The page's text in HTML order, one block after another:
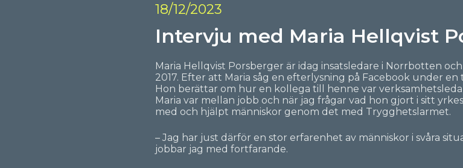
18/12/2023
Intervju med Maria Hellqvist
Maria Hellqvist Porsberger är idag insatsledare i Norrbotten
2017. Efter att Maria såg en efterlysning på Facebook under
Hon berättar om hur en kollega till henne var
Maria var mellan jobb och när jag frågar vad hon gjort i sitt
med och hjälpt människor genom det med Trygghetslarmet.
– Jag har just därför en stor erfarenhet av människor i svåra
jobbar jag med fortfarande.